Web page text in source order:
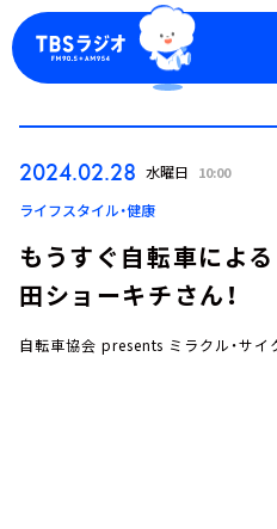
ログイン
2024.02.28 水曜日 10:00
ライフスタイル・健康
もうすぐ自転車によ
田ショーキチさん！
自転車協会 presents ミラクル・サイ